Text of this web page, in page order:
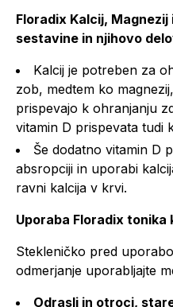
Floradix Kalcij,
sestavine in njihovo
Kalcij je potreben za
zob, medtem ko
prispevajo k ohranjanju
vitamin D prispevata tudi
Še dodatno vitamin D
absropciji in uporabi
ravni kalcija v krvi.
Uporaba Floradix tonika
Stekleničko pred
odmerjanje uporabljajte
Odrasli in otroci,